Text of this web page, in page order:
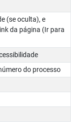
(se oculta), e
da página (Ir para
do processo